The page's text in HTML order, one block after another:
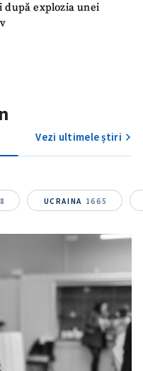
după explozia unei
Vezi ultimele știri
UCRAINA 1665